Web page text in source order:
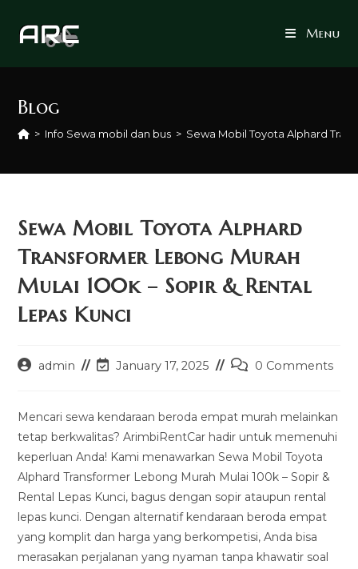
Menu
Blog
> Info Sewa mobil dan bus > Sewa Mobil Toyota Alphard
Sewa Mobil Toyota Alphard
Transformer Lebong Murah
Mulai 100k – Sopir & Rental
Lepas Kunci
Postadmin
PostJanuary 17, 2025
Post0 Comments
Mencari sewa kendaraan beroda empat murah melainkan
tetap berkwalitas? ArimbiRentCar hadir untuk memenuhi
keperluan Anda! Kami menawarkan Sewa Mobil Toyota
Alphard Transformer Lebong Murah Mulai 100k – Sopir &
Rental Lepas Kunci, bagus dengan sopir ataupun rental
lepas kunci. Dengan alternatif kendaraan beroda empat
yang komplit dan harga yang berkompetisi, Anda bisa
merasakan perjalanan yang nyaman tanpa khawatir soal